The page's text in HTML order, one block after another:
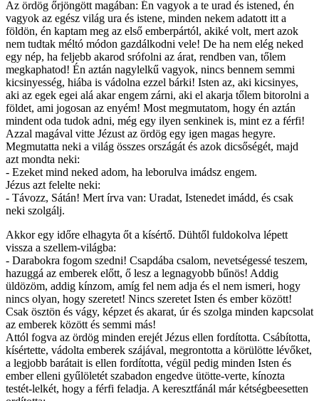
Az ördög őrjöngött magában: Én vagyok a te urad és istened, én
vagyok az egész világ ura és istene, minden nekem adatott itt a
földön, én kaptam meg az első emberpártól, akiké volt, mert azok
nem tudtak méltó módon gazdálkodni vele! De ha nem elég neked
egy nép, ha feljebb akarod srófolni az árat, rendben van, tőlem
megkaphatod! Én aztán nagylelkű vagyok, nincs bennem semmi
kicsinyesség, hiába is vádolna ezzel bárki! Isten az, aki kicsinyes,
aki az egek egei alá akar engem zárni, aki el akarja tőlem bitorolni a
földet, ami jogosan az enyém! Most megmutatom, hogy én aztán
mindent oda tudok adni, még egy ilyen senkinek is, mint ez a férfi!
Azzal magával vitte Jézust az ördög egy igen magas hegyre.
Megmutatta neki a világ összes országát és azok dicsőségét, majd
azt mondta neki:
- Ezeket mind neked adom, ha leborulva imádsz engem.
Jézus azt felelte neki:
- Távozz, Sátán! Mert írva van: Uradat, Istenedet imádd, és csak
neki szolgálj.
Akkor egy időre elhagyta őt a kísértő. Dühtől fuldokolva lépett
vissza a szellem-világba:
- Darabokra fogom szedni! Csapdába csalom, nevetségessé teszem,
hazuggá az emberek előtt, ő lesz a legnagyobb bűnös! Addig
üldözöm, addig kínzom, amíg fel nem adja és el nem ismeri, hogy
nincs olyan, hogy szeretet! Nincs szeretet Isten és ember között!
Csak ösztön és vágy, képzet és akarat, úr és szolga minden kapcsolat
az emberek között és semmi más!
Attól fogva az ördög minden erejét Jézus ellen fordította. Csábította,
kísértette, vádolta emberek szájával, megrontotta a körülötte lévőket,
a legjobb barátait is ellen fordította, végül pedig minden Isten és
ember elleni gyűlöletét szabadon engedve ütötte-verte, kínozta
testét-lelkét, hogy a férfi feladja. A keresztfánál már kétségbeesetten